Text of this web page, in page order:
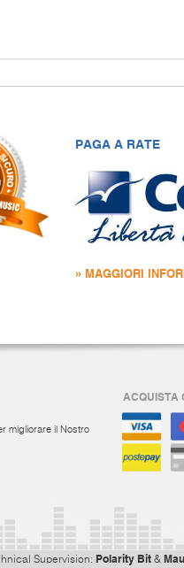
PAGA A RATE
» MAGGIORI
migliorare il Nostro
ACQUISTA
Supervision: Polarity Bit &